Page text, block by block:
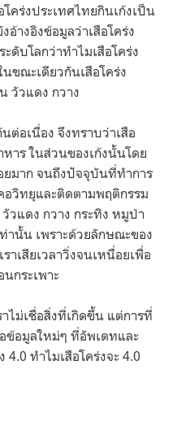
โคร่งประเทศไทยกินเก้งเป็น
างอิงข้อมูลว่าเสือโคร่ง
ดับโลกว่าทำไมเสือโคร่ง
ขณะเดียวกันเสือโคร่ง
วัวแดง กวาง
ต่อเนื่อง จึงทราบว่าเสือ
าร ในส่วนของเก้งนั้นโดย
ยมาก จนถึงปัจจุบันที่ทำการ
อวิทยุและติดตามพฤติกรรม
วแดง กวาง กระทิง หมูป่า
านั้น เพราะด้วยลักษณะของ
าเสียเวลาวิ่งจนเหนื่อยเพื่อ
กระเพาะ
าไม่เชื่อสิ่งที่เกิดขึ้น แต่การที่
ข้อมูลใหม่ๆ ที่อัพเดทและ
ทำไมเสือโคร่งจะ 4.0